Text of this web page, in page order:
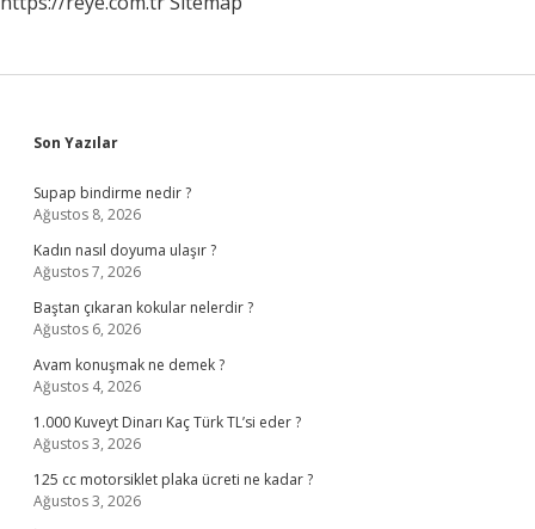
Sidebar
Son Yazılar
Supap bindirme nedir ?
Ağustos 8, 2026
Kadın nasıl doyuma ulaşır ?
Ağustos 7, 2026
Baştan çıkaran kokular nelerdir ?
Ağustos 6, 2026
Avam konuşmak ne demek ?
Ağustos 4, 2026
1.000 Kuveyt Dinarı Kaç Türk TL’si eder ?
Ağustos 3, 2026
125 cc motorsiklet plaka ücreti ne kadar ?
Ağustos 3, 2026